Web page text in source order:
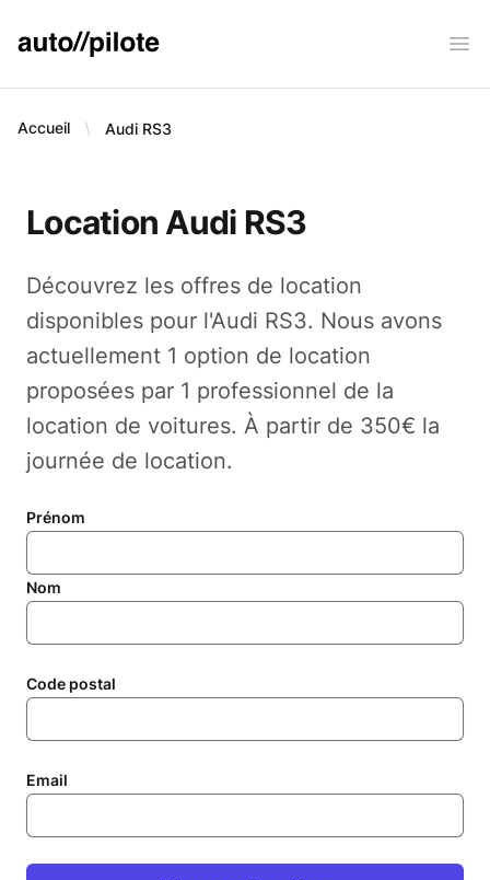
AUTO PILOTE
Accueil Audi RS3
Location Audi RS3
Découvrez les offres de location
disponibles pour l'Audi RS3. Nous avons
actuellement 1 option de location
proposées par 1 professionnel de la
location de voitures. À partir de 350€ la
journée de location.
Prénom
Nom
Code postal
Email